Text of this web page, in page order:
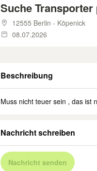
Suche
12555 Berlin - Köpenick
08.07.2026
Beschreibung
Muss nicht teuer sein , das ist
Nachricht schreiben
Nachricht senden